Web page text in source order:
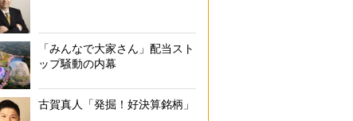
「みんなで大家さん」配当スト
ップ騒動の内幕
古賀真人「発掘！好決算銘柄」